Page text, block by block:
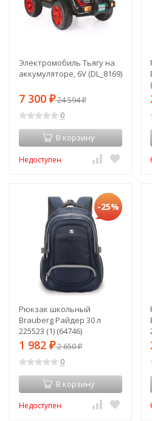
Электромобиль Тьягу на
аккумуляторе, 6V (DL_8169)
7 300 ₽24 594₽
0
В корзину
Недоступен
-25%
Рюкзак школьный
Brauberg Райдер 30 л
225523 (1) (64746)
1 982 ₽2 650₽
0
В корзину
Недоступен